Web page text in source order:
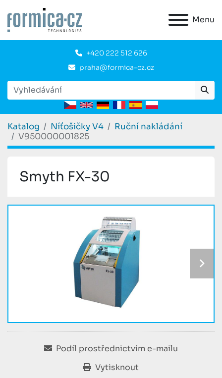
Menu
+420 222 512 626
praha@formica-cz.cz
Katalog Níťošičky V4
Ruční nakládání
V950000001825
Smyth FX-30
Podíl prostřednictvím e-mailu
Vytisknout